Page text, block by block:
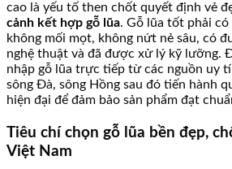
cao là yếu tố then chốt quyết định vẻ
cảnh kết hợp gỗ lũa. Gỗ lũa tốt phải có
không mối mọt, không nứt nẻ sâu, có
nghệ thuật và đã được xử lý kỹ lưỡng.
nhập gỗ lũa trực tiếp từ các nguồn uy
sông Đà, sông Hồng sau đó tiến hành
hiện đại để đảm bảo sản phẩm đạt
Tiêu chí chọn gỗ lũa bền đẹp,
Việt Nam